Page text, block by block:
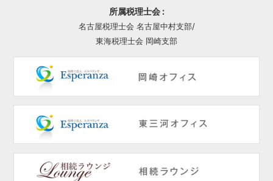
所属税理士会 :
名古屋税理士会 名古屋中村支部/
東海税理士会 岡崎支部